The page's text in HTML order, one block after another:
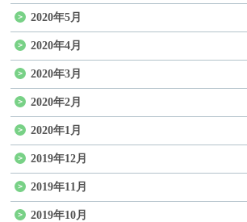
2020年5月
2020年4月
2020年3月
2020年2月
2020年1月
2019年12月
2019年11月
2019年10月